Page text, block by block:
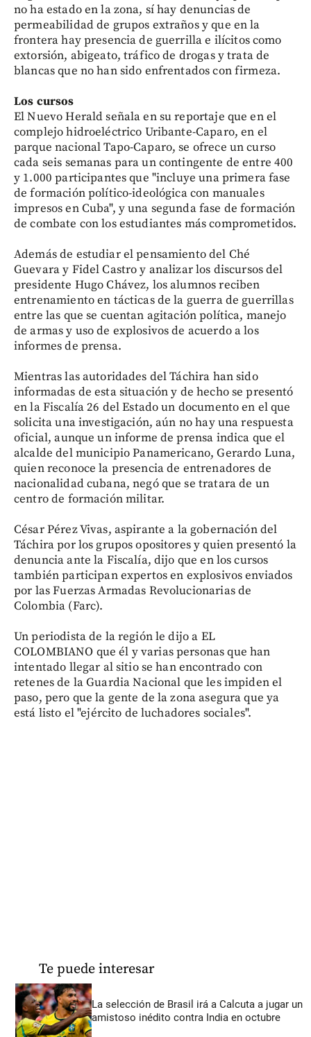
no ha estado en la zona, sí hay denuncias de
permeabilidad de grupos extraños y que en la
frontera hay presencia de guerrilla e ilícitos como
extorsión, abigeato, tráfico de drogas y trata de
blancas que no han sido enfrentados con firmeza.
Los cursos
El Nuevo Herald señala en su reportaje que en el
complejo hidroeléctrico Uribante-Caparo, en el
parque nacional Tapo-Caparo, se ofrece un curso
cada seis semanas para un contingente de entre 400
y 1.000 participantes que "incluye una primera fase
de formación político-ideológica con manuales
impresos en Cuba", y una segunda fase de formación
de combate con los estudiantes más comprometidos.
Además de estudiar el pensamiento del Ché
Guevara y Fidel Castro y analizar los discursos del
presidente Hugo Chávez, los alumnos reciben
entrenamiento en tácticas de la guerra de guerrillas
entre las que se cuentan agitación política, manejo
de armas y uso de explosivos de acuerdo a los
informes de prensa.
Mientras las autoridades del Táchira han sido
informadas de esta situación y de hecho se presentó
en la Fiscalía 26 del Estado un documento en el que
solicita una investigación, aún no hay una respuesta
oficial, aunque un informe de prensa indica que el
alcalde del municipio Panamericano, Gerardo Luna,
quien reconoce la presencia de entrenadores de
nacionalidad cubana, negó que se tratara de un
centro de formación militar.
César Pérez Vivas, aspirante a la gobernación del
Táchira por los grupos opositores y quien presentó la
denuncia ante la Fiscalía, dijo que en los cursos
también participan expertos en explosivos enviados
por las Fuerzas Armadas Revolucionarias de
Colombia (Farc).
Un periodista de la región le dijo a EL
COLOMBIANO que él y varias personas que han
intentado llegar al sitio se han encontrado con
retenes de la Guardia Nacional que les impiden el
paso, pero que la gente de la zona asegura que ya
está listo el "ejército de luchadores sociales".
Te puede interesar
La selección de Brasil irá a Calcuta a jugar un
amistoso inédito contra India en octubre